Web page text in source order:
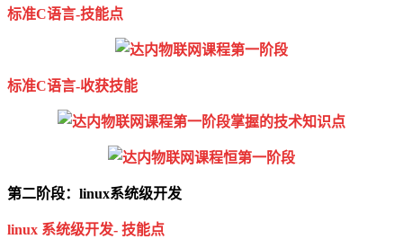
标准C语言-技能点
标准C语言-收获技能
第二阶段：linux系统级开发
linux 系统级开发- 技能点